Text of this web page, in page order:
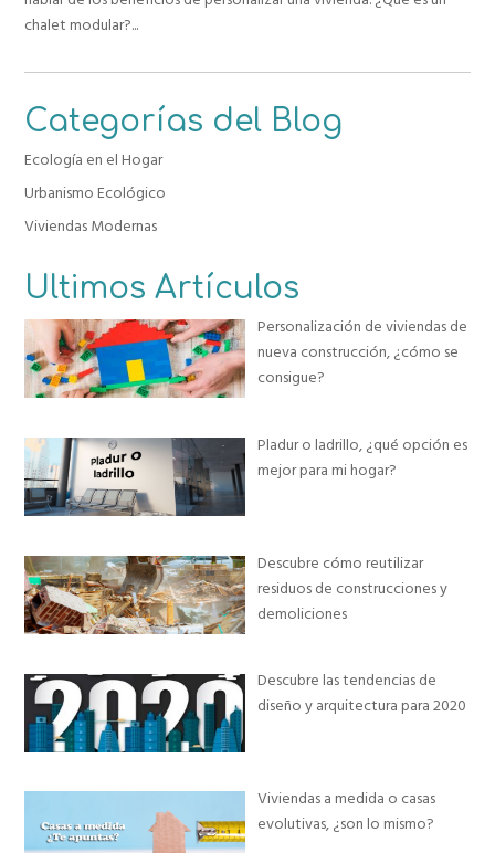
chalet modular?...
Categorías del Blog
Ecología en el Hogar
Urbanismo Ecológico
Viviendas Modernas
Ultimos Artículos
Personalización de viviendas de
nueva construcción, ¿cómo se
consigue?
Pladur o ladrillo, ¿qué opción es
mejor para mi hogar?
Descubre cómo reutilizar
residuos de construcciones y
demoliciones
Descubre las tendencias de
diseño y arquitectura para 2020
Viviendas a medida o casas
evolutivas, ¿son lo mismo?